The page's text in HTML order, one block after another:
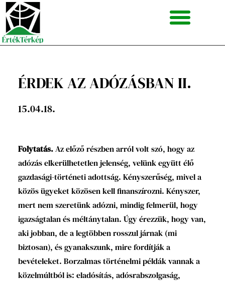
Skip
to
ÉRDEK AZ ADÓZÁSBAN II.
15.04.18.
Folytatás.Az előző részben arról volt szó, hogy az
adózás elkerülhetetlen jelenség, velünk együtt élő
gazdasági-történeti adottság. Kényszerűség, mivel a
közös ügyeket közösen kell finanszírozni. Kényszer,
mert nem szeretünk adózni, mindig felmerül, hogy
igazságtalan és méltánytalan. Úgy érezzük, hogy van,
aki jobban, de a legtöbben rosszul járnak (mi
biztosan), és gyanakszunk, mire fordítják a
bevételeket. Borzalmas történelmi példák vannak a
közelmúltból is: eladósítás, adósrabszolgaság,